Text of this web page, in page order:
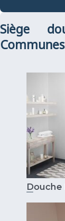
Siège
Douche